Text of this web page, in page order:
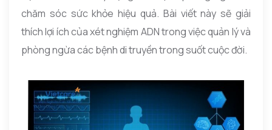
chăm sóc sức khỏe hiệu quả. Bài viết này sẽ giải
thích lợi ích của xét nghiệm ADN trong việc quản lý và
phòng ngừa các bệnh di truyền trong suốt cuộc đời.